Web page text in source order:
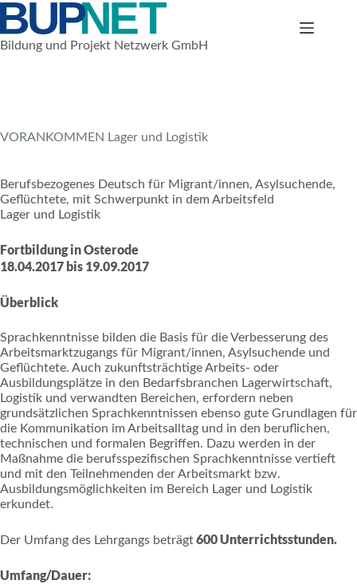
Zum
Inhalt
springen
Bildung und Projekt Netzwerk GmbH
VORANKOMMEN Lager und Logistik
Berufsbezogenes Deutsch für Migrant/innen, Asylsuchende,
Geflüchtete, mit Schwerpunkt in dem Arbeitsfeld
Lager und Logistik
Fortbildung in Osterode
18.04.2017 bis 19.09.2017
Überblick
Sprachkenntnisse bilden die Basis für die Verbesserung des
Arbeitsmarktzugangs für Migrant/innen, Asylsuchende und
Geflüchtete. Auch zukunftsträchtige Arbeits- oder
Ausbildungsplätze in den Bedarfsbranchen Lagerwirtschaft,
Logistik und verwandten Bereichen, erfordern neben
grundsätzlichen Sprachkenntnissen ebenso gute Grundlagen für
die Kommunikation im Arbeitsalltag und in den beruflichen,
technischen und formalen Begriffen. Dazu werden in der
Maßnahme die berufsspezifischen Sprachkenntnisse vertieft
und mit den Teilnehmenden der Arbeitsmarkt bzw.
Ausbildungsmöglichkeiten im Bereich Lager und Logistik
erkundet.
Der Umfang des Lehrgangs beträgt600 Unterrichtsstunden.
Umfang/Dauer: